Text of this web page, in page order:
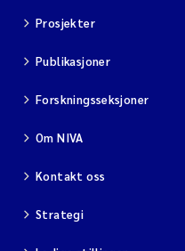
Prosjekter
Publikasjoner
Forskningsseksjoner
Om NIVA
Kontakt oss
Strategi